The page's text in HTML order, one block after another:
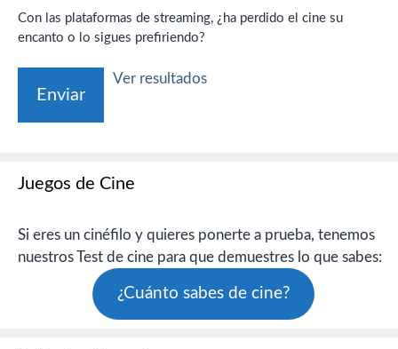
Con las plataformas de streaming, ¿ha perdido el cine su
encanto o lo sigues prefiriendo?
Ver resultados
Juegos de Cine
Si eres un cinéfilo y quieres ponerte a prueba, tenemos
nuestros Test de cine para que demuestres lo que sabes:
¿Cuánto sabes de cine?